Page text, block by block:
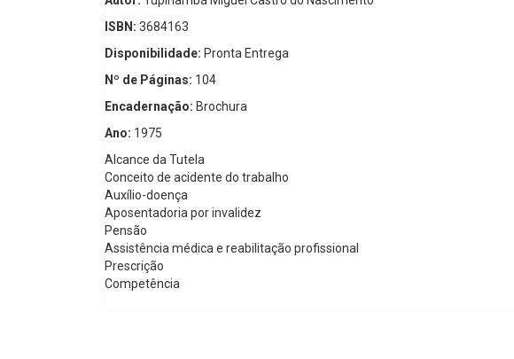
ISBN: 3684163
Disponibilidade: Pronta Entrega
Nº de Páginas: 104
Encadernação: Brochura
Ano: 1975
Alcance da Tutela
Conceito de acidente do trabalho
Auxílio-doença
Aposentadoria por invalidez
Pensão
Assistência médica e reabilitação profissional
Prescrição
Competência